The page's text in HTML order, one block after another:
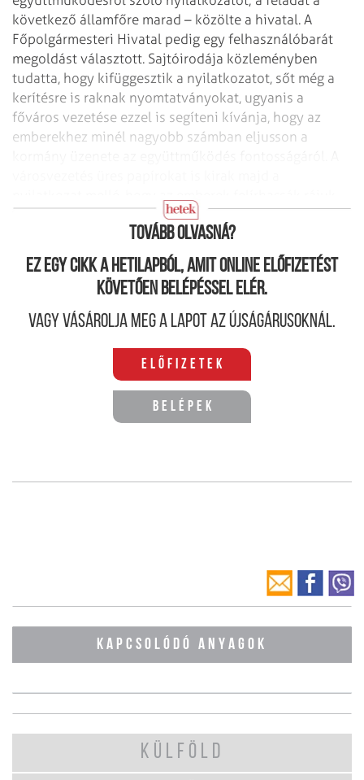
következő államfőre marad – közölte a hivatal. A
Főpolgármesteri Hivatal pedig egy felhasználóbarát
megoldást választott. Sajtóirodája közleményben
tudatta, hogy kifüggesztik a nyilatkozatot, sőt még a
kerítésre is raknak nyomtatványokat, ugyanis a
főváros vezetése ezzel is segíteni kívánja, hogy az
emberekhez minél nagyobb számban eljusson a
az üzeneteiket a kormánynak.
Tovább olvasná?
Ez egy cikk a hetilapból, amit online előfizetést
követően belépéssel elér.
Vagy vásárolja meg a lapot az újságárusoknál.
Előfizetek
Belépek
KAPCSOLÓDÓ ANYAGOK
KÜLFÖLD